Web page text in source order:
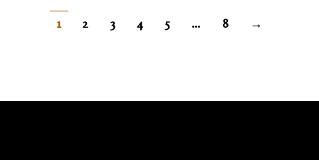
1 2 3 4 5 … 8 →